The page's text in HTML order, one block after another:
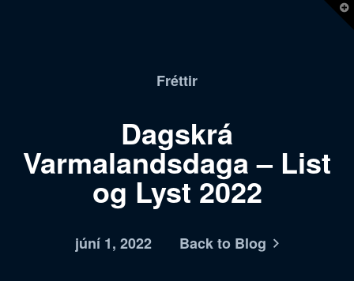
Fréttir
Dagskrá
Varmalandsdaga – List
og Lyst 2022
júní 1, 2022 Back to Blog